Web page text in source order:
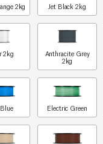
2kg Jet Black 2kg
2kg
Anthracite Grey
2kg
Electric Green